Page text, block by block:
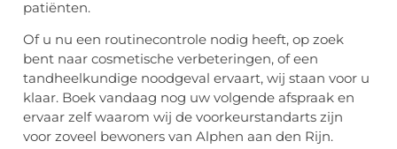
patiënten.
Of u nu een routinecontrole nodig heeft, op zoek
bent naar cosmetische verbeteringen, of een
tandheelkundige noodgeval ervaart, wij staan voor u
klaar. Boek vandaag nog uw volgende afspraak en
ervaar zelf waarom wij de voorkeurstandarts zijn
voor zoveel bewoners van Alphen aan den Rijn.